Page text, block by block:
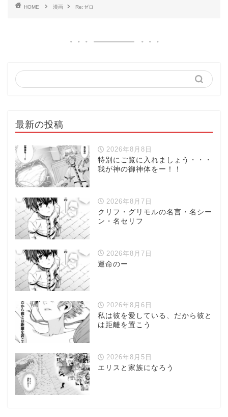
HOME 漫画 Re:ゼロ
最新の投稿
2026年8月8日
特別にご覧に入れましょう・・・
我が神の御神体をー！！
2026年8月7日
クリフ・グリモルの名言・名シー
ン・名セリフ
2026年8月7日
運命のー
2026年8月6日
私は彼を愛している、だから彼と
は距離を置こう
2026年8月5日
エリスと家族になろう